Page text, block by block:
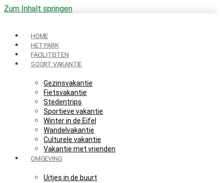
Zum Inhalt springen
HOME
HET PARK
FACILITEITEN
SOORT VAKANTIE
Gezinsvakantie
Fietsvakantie
Stedentrips
Sportieve vakantie
Winter in de Eifel
Wandelvakantie
Culturele vakantie
Vakantie met vrienden
OMGEVING
Uitjes in de buurt